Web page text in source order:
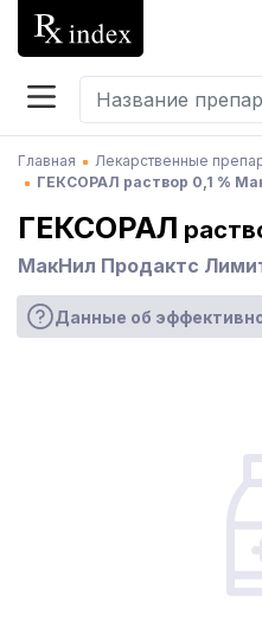
Главная Лекарственные
ГЕКСОРАЛ раствор 0,1 %
ГЕКСОРАЛ
МакНил Продактс
Данные об